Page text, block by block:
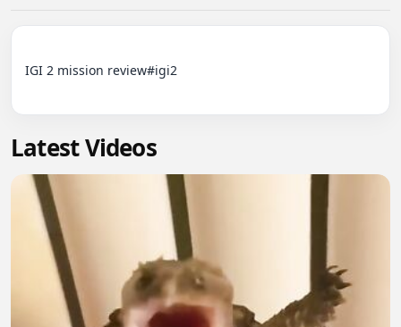
IGI 2 mission review#igi2
Latest Videos